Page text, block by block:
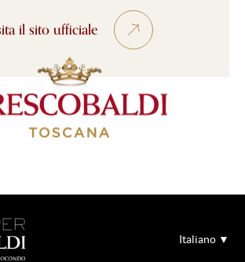
il sito ufficiale
Italiano ▼